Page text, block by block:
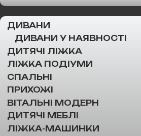
ДИВАНИ
ДИВАНИ У НАЯВНОСТІ
ДИТЯЧІ ЛІЖКА
ЛІЖКА ПОДІУМИ
СПАЛЬНІ
ПРИХОЖІ
ВІТАЛЬНІ МОДЕРН
ДИТЯЧІ МЕБЛІ
ЛІЖКА-МАШИНКИ